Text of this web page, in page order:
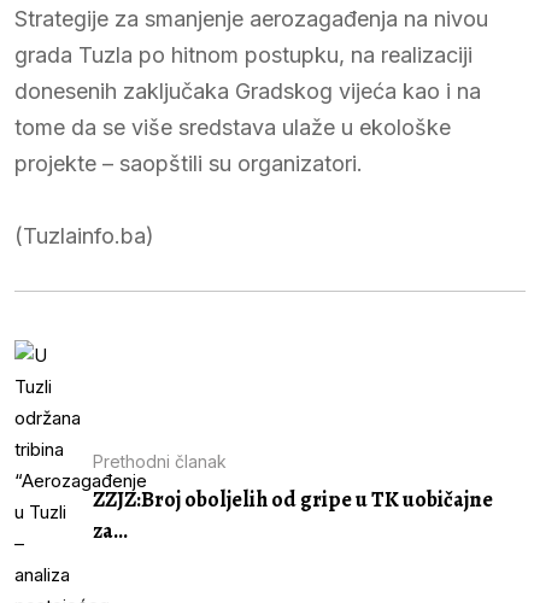
Strategije za smanjenje aerozagađenja na nivou
grada Tuzla po hitnom postupku, na realizaciji
donesenih zaključaka Gradskog vijeća kao i na
tome da se više sredstava ulaže u ekološke
projekte – saopštili su organizatori.
(Tuzlainfo.ba)
Prethodni članak
ZZJZ:Broj oboljelih od gripe u TK uobičajne
za...